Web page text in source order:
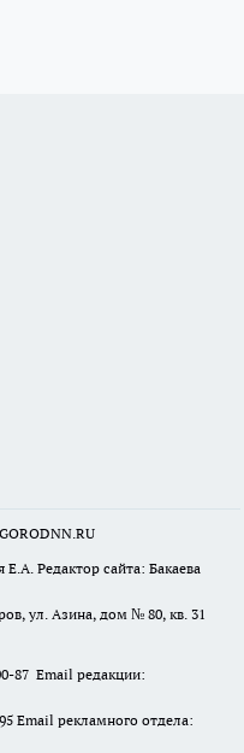
Редактор сайта: Бакаева
ул. Азина, дом № 80, кв. 31
87 Email редакции:
Email рекламного отдела: